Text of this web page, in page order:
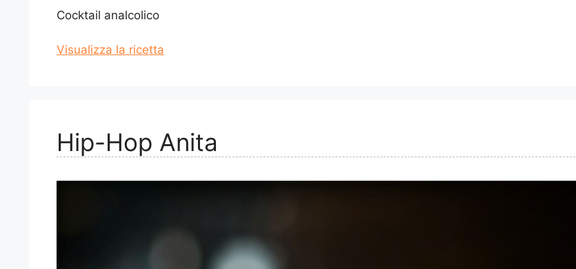
Cocktail analcolico
Visualizza la ricetta
Hip-Hop Anita